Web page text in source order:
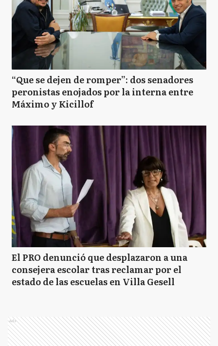
“Que se dejen de romper”: dos senadores
peronistas enojados por la interna entre
Máximo y Kicillof
El PRO denunció que desplazaron a una
consejera escolar tras reclamar por el
estado de las escuelas en Villa Gesell
Ads